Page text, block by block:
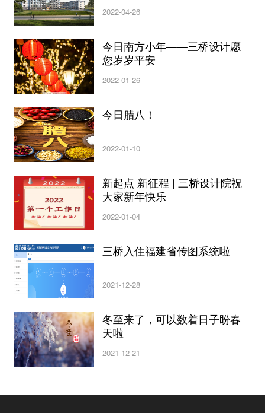
2022-04-26
今日南方小年——三桥设计愿
您岁岁平安
2022-01-26
今日腊八！
2022-01-10
新起点 新征程 | 三桥设计院祝
大家新年快乐
2022-01-04
三桥入住福建省传图系统啦
2021-12-28
冬至来了，可以数着日子盼春
天啦
2021-12-21